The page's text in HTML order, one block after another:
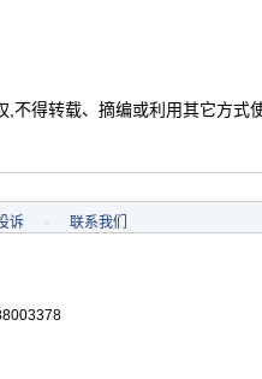
不得转载、摘编或利用其它方式
诉 - 联系我们